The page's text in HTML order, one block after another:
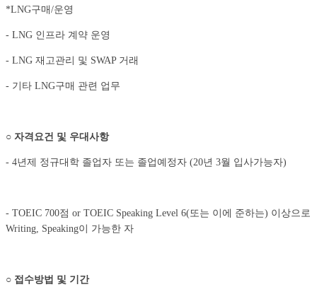
*LNG구매/운영
- LNG 인프라 계약 운영
- LNG 재고관리 및 SWAP 거래
- 기타 LNG구매 관련 업무
○ 자격요건 및 우대사항
- 4년제 정규대학 졸업자 또는 졸업예정자 (20년 3월 입사가능자)
- TOEIC 700점 or TOEIC Speaking Level 6(또는 이에 준하는) 이상으로
Writing, Speaking이 가능한 자
○ 접수방법 및 기간